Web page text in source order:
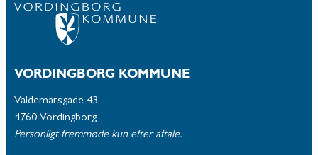
VORDINGBORG KOMMUNE
Valdemarsgade 43
4760 Vordingborg
Personligt fremmøde kun efter aftale.